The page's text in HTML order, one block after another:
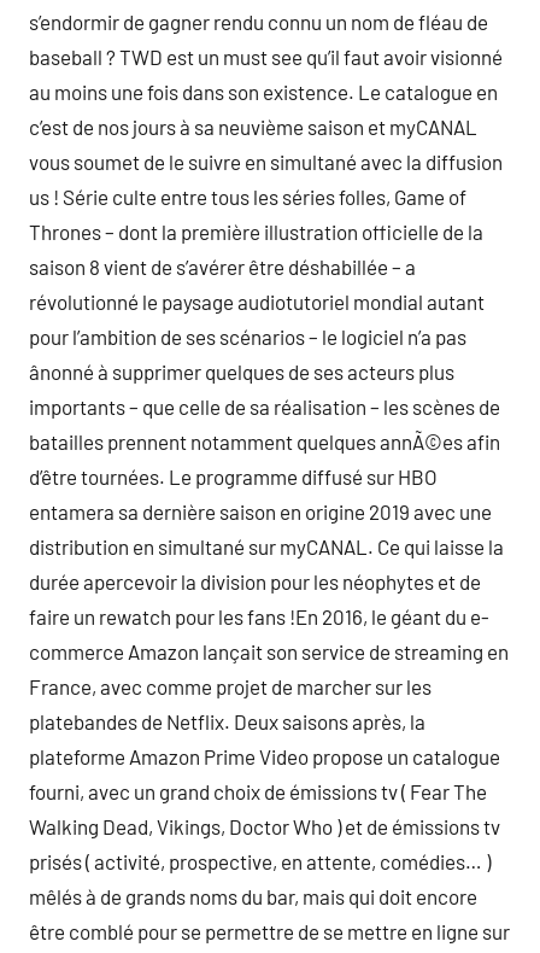
s’endormir de gagner rendu connu un nom de fléau de
baseball ? TWD est un must see qu’il faut avoir visionné
au moins une fois dans son existence. Le catalogue en
c’est de nos jours à sa neuvième saison et myCANAL
vous soumet de le suivre en simultané avec la diffusion
us ! Série culte entre tous les séries folles, Game of
Thrones – dont la première illustration officielle de la
saison 8 vient de s’avérer être déshabillée – a
révolutionné le paysage audiotutoriel mondial autant
pour l’ambition de ses scénarios – le logiciel n’a pas
ânonné à supprimer quelques de ses acteurs plus
importants – que celle de sa réalisation – les scènes de
batailles prennent notamment quelques annÃ©es afin
d’être tournées. Le programme diffusé sur HBO
entamera sa dernière saison en origine 2019 avec une
distribution en simultané sur myCANAL. Ce qui laisse la
durée apercevoir la division pour les néophytes et de
faire un rewatch pour les fans !En 2016, le géant du e-
commerce Amazon lançait son service de streaming en
France, avec comme projet de marcher sur les
platebandes de Netflix. Deux saisons après, la
plateforme Amazon Prime Video propose un catalogue
fourni, avec un grand choix de émissions tv ( Fear The
Walking Dead, Vikings, Doctor Who ) et de émissions tv
prisés ( activité, prospective, en attente, comédies… )
mêlés à de grands noms du bar, mais qui doit encore
être comblé pour se permettre de se mettre en ligne sur